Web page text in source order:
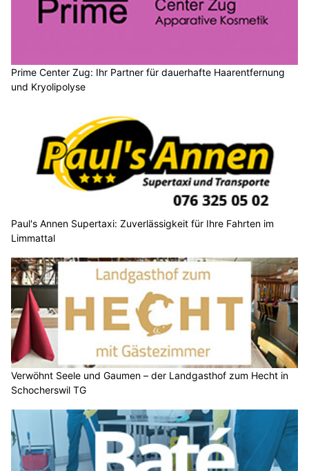
Prime Center Zug: Ihr Partner für dauerhafte Haarentfernung
und Kryolipolyse
Paul's Annen Supertaxi: Zuverlässigkeit für Ihre Fahrten im
Limmattal
Verwöhnt Seele und Gaumen – der Landgasthof zum Hecht in
Schocherswil TG